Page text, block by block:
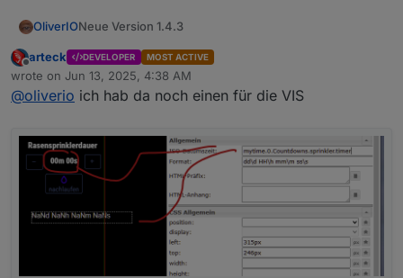
OliverIONeue Version 1.4.3
Die Validator Regel für den SetDP Knopf in der
Konfiguration wurde verbessert, so das der Knopf nur
gedrückt werden kann, wenn der Datenpunkt bereits
existiert.
Offline
arteck DEVELOPER MOST ACTIVE
wrote on Jun 13, 2025, 4:38 AM
last edited by
@oliverio ich hab da noch einen für die VIS